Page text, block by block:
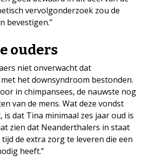
vervolgonderzoek zou de
bevestigen.”
ouders
niet onverwacht dat
het downsyndroom bestonden.
in chimpansees, de nauwste nog
van de mens. Wat deze vondst
is dat Tina minimaal zes jaar oud is
zien dat Neanderthalers in staat
de extra zorg te leveren die een
heeft.”